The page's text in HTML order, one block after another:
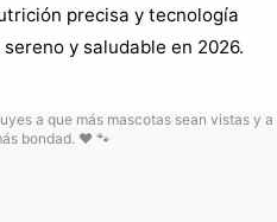
precisa y tecnología
y saludable en 2026.
a que más mascotas sean vistas y a
bondad. ❤️ 🐾